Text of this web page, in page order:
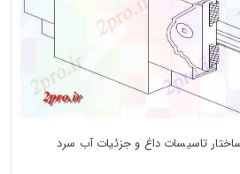
تاسیسات داغ و جزئیات آب سرد